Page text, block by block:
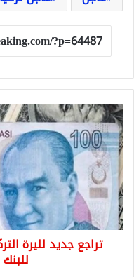
تراجع
جديد
لليرة
التركية
مقابل
الدولار
قُبيل
قرار
هام
للبنكتراجع جديد لليرة